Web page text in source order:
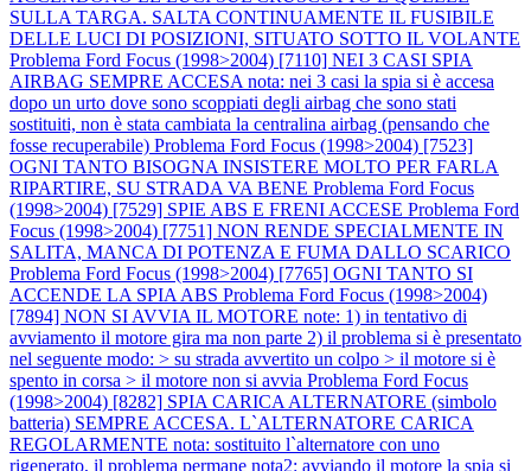
SULLA TARGA. SALTA CONTINUAMENTE IL FUSIBILE
DELLE LUCI DI POSIZIONI, SITUATO SOTTO IL VOLANTE
Problema Ford Focus (1998>2004) [7110] NEI 3 CASI SPIA
AIRBAG SEMPRE ACCESA nota: nei 3 casi la spia si è accesa
dopo un urto dove sono scoppiati degli airbag che sono stati
sostituiti, non è stata cambiata la centralina airbag (pensando che
fosse recuperabile) Problema Ford Focus (1998>2004) [7523]
OGNI TANTO BISOGNA INSISTERE MOLTO PER FARLA
RIPARTIRE, SU STRADA VA BENE Problema Ford Focus
(1998>2004) [7529] SPIE ABS E FRENI ACCESE Problema Ford
Focus (1998>2004) [7751] NON RENDE SPECIALMENTE IN
SALITA, MANCA DI POTENZA E FUMA DALLO SCARICO
Problema Ford Focus (1998>2004) [7765] OGNI TANTO SI
ACCENDE LA SPIA ABS Problema Ford Focus (1998>2004)
[7894] NON SI AVVIA IL MOTORE note: 1) in tentativo di
avviamento il motore gira ma non parte 2) il problema si è presentato
nel seguente modo: > su strada avvertito un colpo > il motore si è
spento in corsa > il motore non si avvia Problema Ford Focus
(1998>2004) [8282] SPIA CARICA ALTERNATORE (simbolo
batteria) SEMPRE ACCESA. L`ALTERNATORE CARICA
REGOLARMENTE nota: sostituito l`alternatore con uno
rigenerato, il problema permane nota2: avviando il motore la spia si